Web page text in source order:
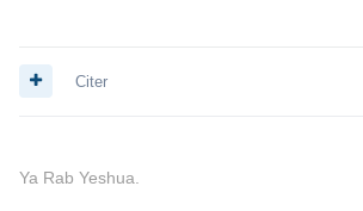
Citer
Ya Rab Yeshua.